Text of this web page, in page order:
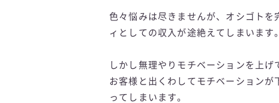
色々悩みは尽きませんが、オシゴト
ィとしての収入が途絶えてしまいます
しかし無理やりモチベーションを上
お客様と出くわしてモチベーション
ってしまいます。